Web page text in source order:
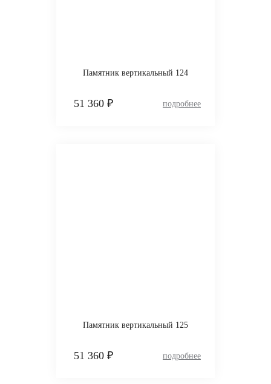
Памятник вертикальный 124
51 360 ₽
Памятник вертикальный 125
51 360 ₽